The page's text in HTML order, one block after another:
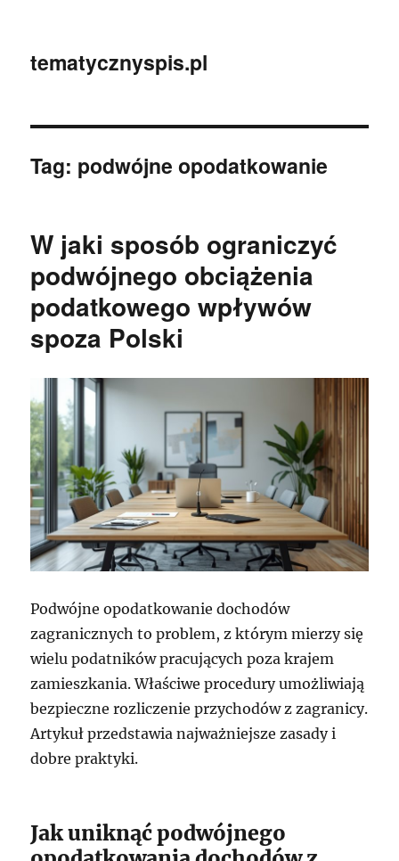
tematycznyspis.pl
Tag: podwójne opodatkowanie
W jaki sposób ograniczyć
podwójnego obciążenia
podatkowego wpływów
spoza Polski
Podwójne opodatkowanie dochodów
zagranicznych to problem, z którym mierzy się
wielu podatników pracujących poza krajem
zamieszkania. Właściwe procedury umożliwiają
bezpieczne rozliczenie przychodów z zagranicy.
Artykuł przedstawia najważniejsze zasady i
dobre praktyki.
Jak uniknąć podwójnego